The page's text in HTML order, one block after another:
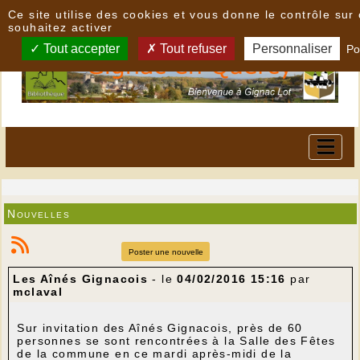
Nouvelles
Poster une nouvelle
Les Aînés Gignacois- le04/02/2016 15:16 par
mclaval
Sur invitation des Aînés Gignacois, près de 60
personnes se sont rencontrées à la Salle des Fêtes
de la commune en ce mardi après-midi de la
Ce site utilise des cookies et vous donne le contrôle sur
souhaitez activer
Tout accepter Tout refuser Personnaliser